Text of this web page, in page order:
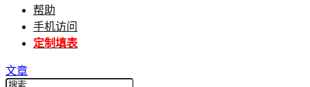
帮助
手机访问
定制填表
文章